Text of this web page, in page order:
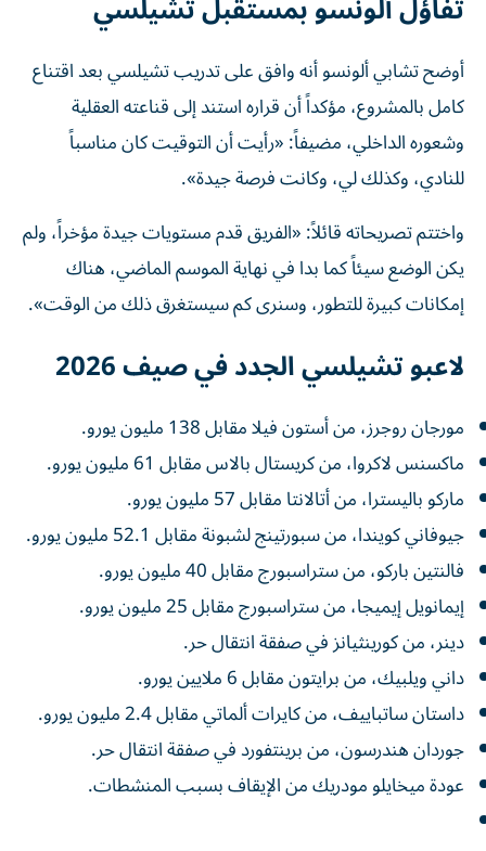
أوضح تشابي ألونسو أنه وافق على تدريب تشيلسي بعد اقتناع
كامل بالمشروع، مؤكداً أن قراره استند إلى قناعته العقلية
وشعوره الداخلي، مضيفاً: «رأيت أن التوقيت كان مناسباً
للنادي، وكذلك لي، وكانت فرصة جيدة».
واختتم تصريحاته قائلاً: «الفريق قدم مستويات جيدة مؤخراً، ولم
يكن الوضع سيئاً كما بدا في نهاية الموسم الماضي، هناك
إمكانات كبيرة للتطور، وسنرى كم سيستغرق ذلك من الوقت».
لاعبو تشيلسي الجدد في صيف 2026
مورجان روجرز، من أستون فيلا مقابل 138 مليون يورو.
ماكسنس لاكروا، من كريستال بالاس مقابل 61 مليون يورو.
ماركو باليسترا، من أتالانتا مقابل 57 مليون يورو.
جيوفاني كويندا، من سبورتينج لشبونة مقابل 52.1 مليون يورو.
فالنتين باركو، من ستراسبورج مقابل 40 مليون يورو.
إيمانويل إيميجا، من ستراسبورج مقابل 25 مليون يورو.
دينر، من كورينثيانز في صفقة انتقال حر.
داني ويلبيك، من برايتون مقابل 6 ملايين يورو.
داستان ساتباييف، من كايرات ألماتي مقابل 2.4 مليون يورو.
جوردان هندرسون، من برينتفورد في صفقة انتقال حر.
عودة ميخايلو مودريك من الإيقاف بسبب المنشطات.